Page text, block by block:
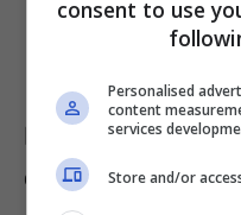
Meteo da
cosa ci porterà il
consent to use
Personalised
content
services
Store and/or